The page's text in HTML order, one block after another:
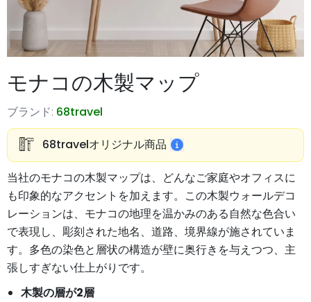
モナコの木製マップ
ブランド: 68travel
68travelオリジナル商品
当社のモナコの木製マップは、どんなご家庭やオフィスに
も印象的なアクセントを加えます。この木製ウォールデコ
レーションは、モナコの地理を温かみのある自然な色合い
で表現し、彫刻された地名、道路、境界線が施されていま
す。多色の染色と層状の構造が壁に奥行きを与えつつ、主
張しすぎない仕上がりです。
木製の層が2層